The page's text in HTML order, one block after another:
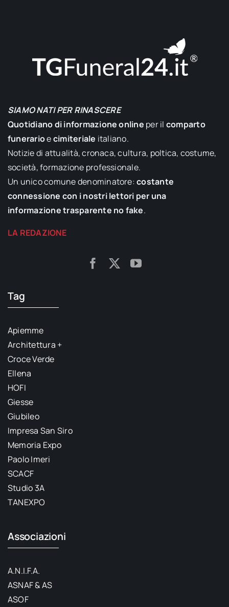
SIAMO NATI PER RINASCERE
Quotidiano di informazione online per il comparto
funerarioecimiteriale italiano.
Notizie di attualità, cronaca, cultura, poltica, costume,
società, formazione professionale.
Un unico comune denominatore:costante
connessione con i nostri lettori per una
informazione trasparente no fake.
LA REDAZIONE
Tag
Apiemme
Architettura +
Croce Verde
Ellena
HOFI
Giesse
Giubileo
Impresa San Siro
Memoria Expo
Paolo Imeri
SCACF
Studio 3A
TANEXPO
Associazioni
A.N.I.F.A.
ASNAF & AS
ASOF